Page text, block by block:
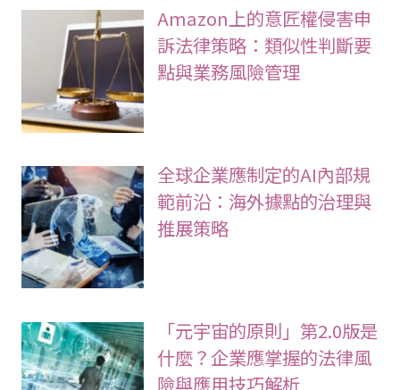
Amazon上的意匠權侵害申
訴法律策略：類似性判斷要
點與業務風險管理
全球企業應制定的AI內部規
範前沿：海外據點的治理與
推展策略
「元宇宙的原則」第2.0版是
什麼？企業應掌握的法律風
險與應用技巧解析